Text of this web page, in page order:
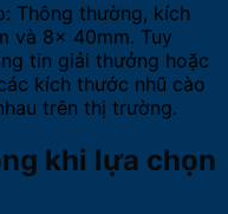
Thông thường, kích
và 8x 40mm. Tuy
tin giải thưởng hoặc
kích thước nhũ cào
trên thị trường.
khi lựa chọn